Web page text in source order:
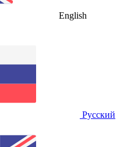
English
Русский